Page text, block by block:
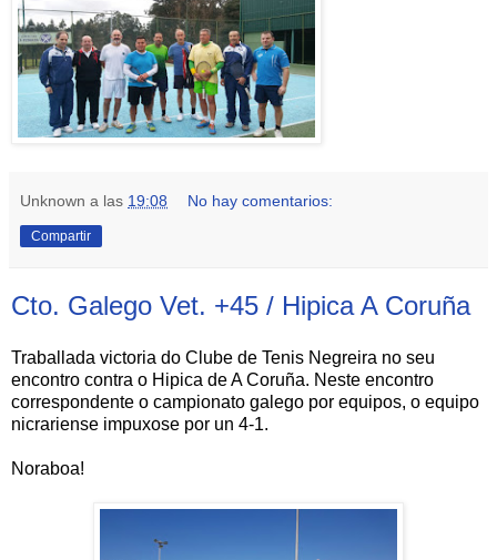
Unknown a las 19:08 No hay comentarios:
Compartir
Cto. Galego Vet. +45 / Hipica A Coruña
Traballada victoria do Clube de Tenis Negreira no seu
encontro contra o Hipica de A Coruña. Neste encontro
correspondente o campionato galego por equipos, o equipo
nicrariense impuxose por un 4-1.
Noraboa!